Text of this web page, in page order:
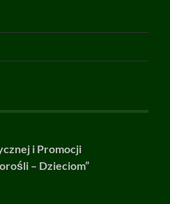
i Promocji
– Dzieciom”